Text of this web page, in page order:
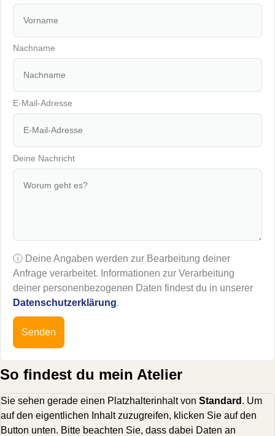
Nachname
E-Mail-Adresse
Deine Nachricht
ⓘ Deine Angaben werden zur Bearbeitung deiner
Anfrage verarbeitet. Informationen zur Verarbeitung
deiner personenbezogenen Daten findest du in unserer
Datenschutzerklärung.
Senden
So findest du mein Atelier
Sie sehen gerade einen Platzhalterinhalt von Standard . Um
auf den eigentlichen Inhalt zuzugreifen, klicken Sie auf den
Button unten. Bitte beachten Sie, dass dabei Daten an